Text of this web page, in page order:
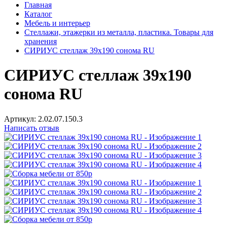
Главная
Каталог
Мебель и интерьер
Стеллажи, этажерки из металла, пластика. Товары для
хранения
СИРИУС стеллаж 39х190 сонома RU
СИРИУС стеллаж 39х190
сонома RU
Артикул: 2.02.07.150.3
Написать отзыв